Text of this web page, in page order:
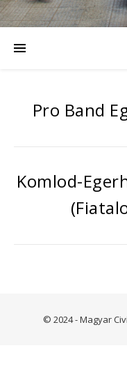
Pro Band
Komlod-
© 2024 - Magyar